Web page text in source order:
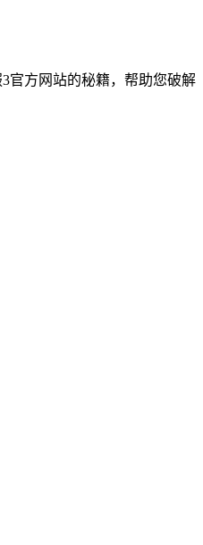
官方网站的秘籍，帮助您破解